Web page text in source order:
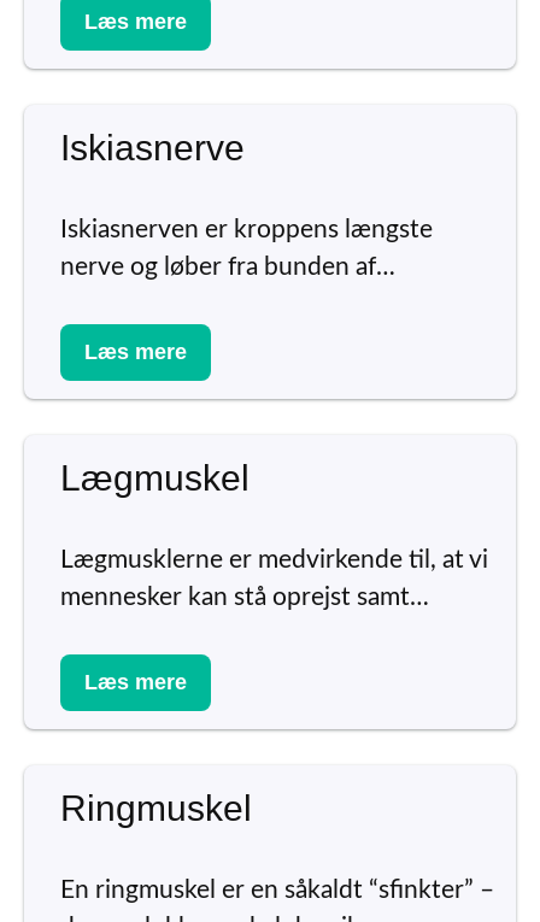
Læs mere
Iskiasnerve
Iskiasnerven er kroppens længste
nerve og løber fra bunden af…
Læs mere
Lægmuskel
Lægmusklerne er medvirkende til, at vi
mennesker kan stå oprejst samt…
Læs mere
Ringmuskel
En ringmuskel er en såkaldt “sfinkter” –